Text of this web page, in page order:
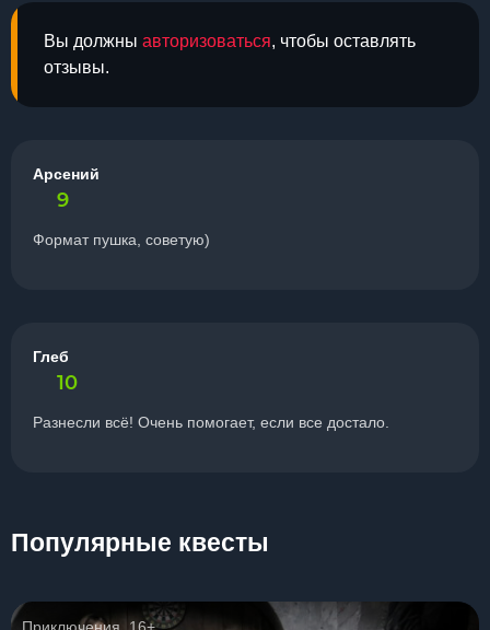
Вы должны авторизоваться, чтобы оставлять
отзывы.
Арсений
9
Формат пушка, советую)
Глеб
10
Разнесли всё! Очень помогает, если все достало.
Популярные квесты